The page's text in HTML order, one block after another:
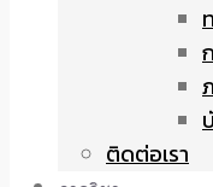
ติดต่อเรา